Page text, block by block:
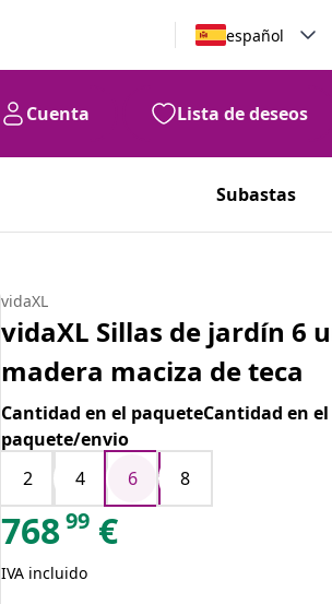
español
Cuenta Lista de deseos
Subastas
vidaXL
vidaXL Sillas de jardín 6
madera maciza de teca
Cantidad en el paqueteCantidad en el
paquete/envio
2
4 6 8
76899 €
IVA incluido